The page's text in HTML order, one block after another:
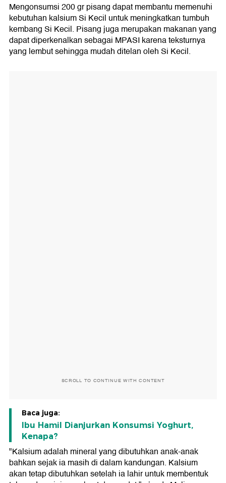
Mengonsumsi 200 gr pisang dapat membantu memenuhi
kebutuhan kalsium Si Kecil untuk meningkatkan tumbuh
kembang Si Kecil. Pisang juga merupakan makanan yang
dapat diperkenalkan sebagai MPASI karena teksturnya
yang lembut sehingga mudah ditelan oleh Si Kecil.
SCROLL TO CONTINUE WITH CONTENT
Baca juga:
Ibu Hamil Dianjurkan Konsumsi Yoghurt,
Kenapa?
"Kalsium adalah mineral yang dibutuhkan anak-anak
bahkan sejak ia masih di dalam kandungan. Kalsium
akan tetap dibutuhkan setelah ia lahir untuk membentuk